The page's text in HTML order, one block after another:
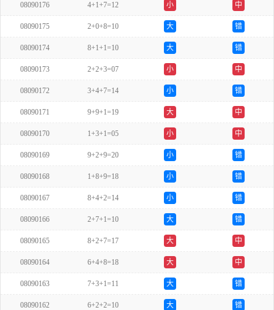
08090176 4+1+7=12 小 中
08090175 2+0+8=10 大 错
08090174 8+1+1=10 大 错
08090173 2+2+3=07 小 中
08090172 3+4+7=14 小 错
08090171 9+9+1=19 大 中
08090170 1+3+1=05 小 中
08090169 9+2+9=20 小 错
08090168 1+8+9=18 小 错
08090167 8+4+2=14 小 错
08090166 2+7+1=10 大 错
08090165 8+2+7=17 大 中
08090164 6+4+8=18 大 中
08090163 7+3+1=11 大 错
08090162 6+2+2=10 大 错